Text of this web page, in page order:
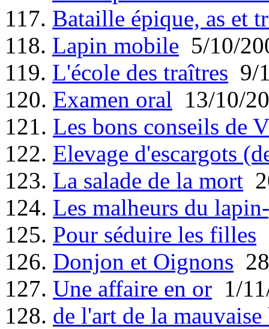
117. Bataille épique, as et
118. Lapin mobile 5/10/
119. L'école des traîtres 9/
120. Examen oral 13/10/
121. Les bons conseils de
122. Elevage d'escargots
123. La salade de la mort
124. Les malheurs du
125. Pour séduire les filles
126. Donjon et Oignons
127. Une affaire en or 1/
128. de l'art de la